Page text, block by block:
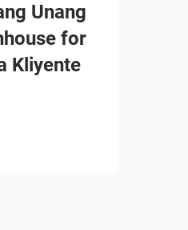
Unang
for
Kliyente